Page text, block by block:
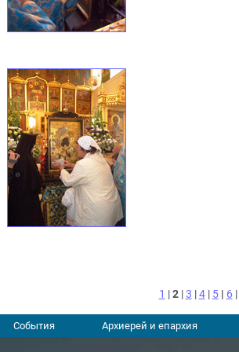
1 |2|3 |4| 5 | 6 |
События Архиерей и епархия